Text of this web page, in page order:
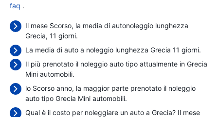
faq .
Il mese Scorso, la media di autonoleggio lunghezza
Grecia, 11 giorni.
La media di auto a noleggio lunghezza Grecia 11 giorni.
Il più prenotato il noleggio auto tipo attualmente in Grecia
Mini automobili.
lo Scorso anno, la maggior parte prenotato il noleggio
auto tipo Grecia Mini automobili.
Qual è il costo per noleggiare un auto a Grecia? Il mese